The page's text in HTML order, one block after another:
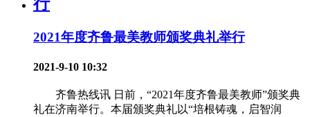
2021年度齐鲁最美教师颁奖典礼举行
2021-9-10 10:32
齐鲁热线讯 日前，“2021年度齐鲁最美教师”颁奖典
礼在济南举行。本届颁奖典礼以“培根铸魂，启智润